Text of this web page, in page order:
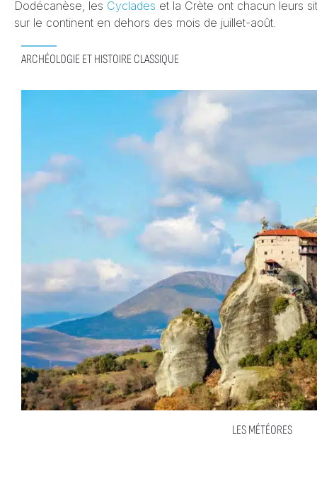
Dodécanèse, les Cyclades et la Crète ont chacun leurs
sur le continent en dehors des mois de juillet-août.
ARCHÉOLOGIE ET HISTOIRE CLASSIQUE
LES MÉTÉORES